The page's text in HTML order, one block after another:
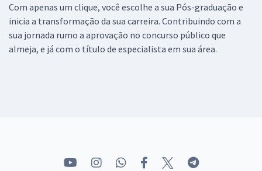
Com apenas um clique, você escolhe a sua Pós-graduação e
inicia a transformação da sua carreira. Contribuindo com a
sua jornada rumo a aprovação no concurso público que
almeja, e já com o título de especialista em sua área.